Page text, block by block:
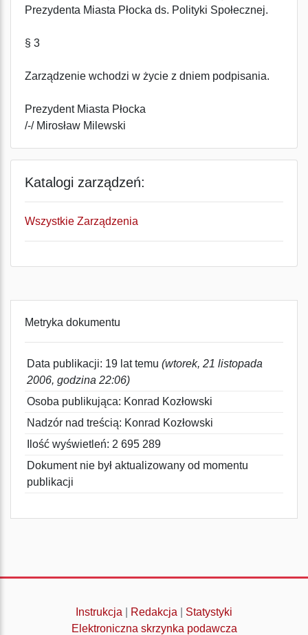
Prezydenta Miasta Płocka ds. Polityki Społecznej.
§ 3
Zarządzenie wchodzi w życie z dniem podpisania.
Prezydent Miasta Płocka
/-/ Mirosław Milewski
Katalogi zarządzeń:
Wszystkie Zarządzenia
Metryka dokumentu
Data publikacji: 19 lat temu (wtorek, 21 listopada
2006, godzina 22:06)
Osoba publikująca: Konrad Kozłowski
Nadzór nad treścią: Konrad Kozłowski
Ilość wyświetleń: 2 695 289
Dokument nie był aktualizowany od momentu
publikacji
Instrukcja Redakcja
Statystyki
Elektroniczna skrzynka podawcza